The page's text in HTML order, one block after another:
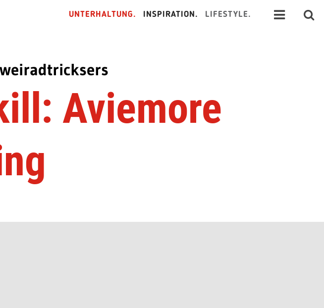
UNTERHALTUNG. INSPIRATION. LIFESTYLE.
Aviemore